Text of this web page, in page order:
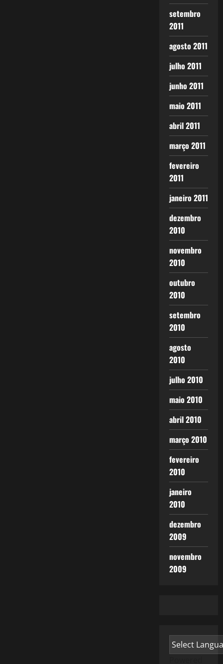
setembro
2011
agosto 2011
julho 2011
junho 2011
maio 2011
abril 2011
março 2011
fevereiro
2011
janeiro 2011
dezembro
2010
novembro
2010
outubro
2010
setembro
2010
agosto
2010
julho 2010
maio 2010
abril 2010
março 2010
fevereiro
2010
janeiro
2010
dezembro
2009
novembro
2009